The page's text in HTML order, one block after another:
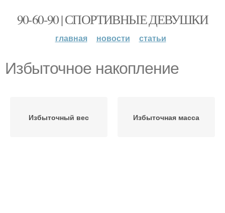
90-60-90 | СПОРТИВНЫЕ ДЕВУШКИ
главная новости статьи
Избыточное накопление
Избыточный вес Избыточная масса